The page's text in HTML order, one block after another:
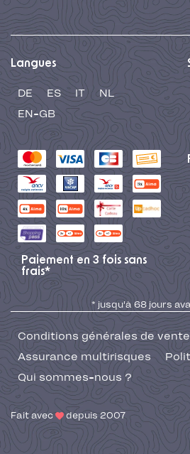
Langues
DE ES IT
NL
EN-GB
Paiement en 3 fois sans
frais*
* jusqu'à 68 jours
Conditions générales de vente
Assurance multirisques
Qui sommes-nous ?
Fait avec depuis 2007